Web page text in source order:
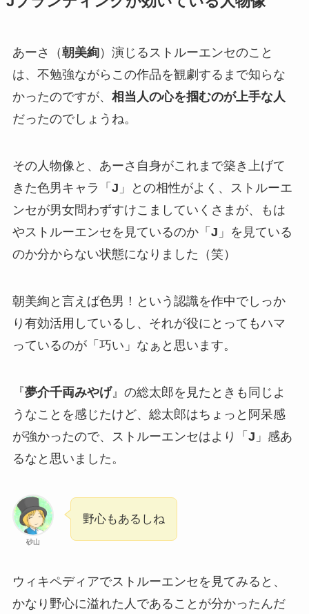
あーさ（朝美絢）演じるストルーエンセのこと
は、不勉強ながらこの作品を観劇するまで知らな
かったのですが、 相当人の心を掴むのが上手な人
だったのでしょうね。
その人物像と、あーさ自身がこれまで築き上げて
きた色男キャラ「 J 」との相性がよく、ストルーエ
ンセが男女問わずすけこましていくさまが、もは
やストルーエンセを見ているのか「 J 」を見ている
のか分からない状態になりました（笑）
朝美絢と言えば色男！という認識を作中でしっか
り有効活用しているし、それが役にとってもハマ
っているのが「巧い」なぁと思います。
『夢介千両みやげ』の総太郎を見たときも同じよ
うなことを感じたけど、総太郎はちょっと阿呆感
が強かったので、ストルーエンセはより「 J 」感あ
るなと思いました。
砂山
野心もあるしね
ウィキペディアでストルーエンセを見てみると、
かなり野心に溢れた人であることが分かったんだ